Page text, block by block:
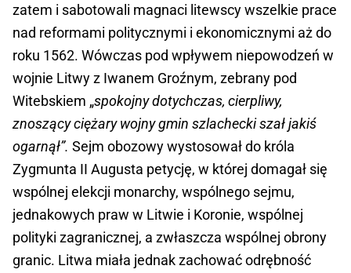
zatem i sabotowali magnaci litewscy wszelkie prace
nad reformami politycznymi i ekonomicznymi aż do
roku 1562. Wówczas pod wpływem niepowodzeń w
wojnie Litwy z Iwanem Groźnym, zebrany pod
Witebskiem „spokojny dotychczas, cierpliwy,
znoszący ciężary wojny gmin szlachecki szał jakiś
ogarnął”. Sejm obozowy wystosował do króla
Zygmunta II Augusta petycję, w której domagał się
wspólnej elekcji monarchy, wspólnego sejmu,
jednakowych praw w Litwie i Koronie, wspólnej
polityki zagranicznej, a zwłaszcza wspólnej obrony
granic. Litwa miała jednak zachować odrębność